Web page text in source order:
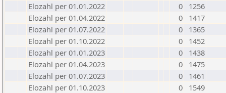
Elozahl per 01.01.2022
0
1256
Elozahl per 01.04.2022
0
1417
Elozahl per 01.07.2022
0
1365
Elozahl per 01.10.2022
0
1452
Elozahl per 01.01.2023
0
1438
Elozahl per 01.04.2023
0
1475
Elozahl per 01.07.2023
0
1461
Elozahl per 01.10.2023
0
1549